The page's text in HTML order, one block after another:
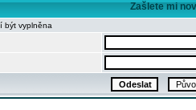
Zašlete mi
být vyplněna